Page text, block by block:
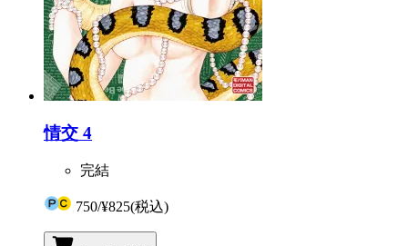
情交 4
完結
750/¥825(税込)